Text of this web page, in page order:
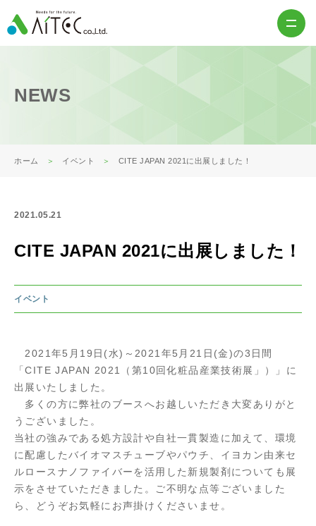
NEWS
ホーム イベント CITE JAPAN 2021に出展しました！
2021.05.21
CITE JAPAN 2021に出展しました！
イベント
2021年5月19日(水)～2021年5月21日(金)の3日間
「CITE JAPAN 2021（第10回化粧品産業技術展」）」に
出展いたしました。
多くの方に弊社のブースへお越しいただき大変ありがと
うございました。
当社の強みである処方設計や自社一貫製造に加えて、環境
に配慮したバイオマスチューブやパウチ、イヨカン由来セ
ルロースナノファイバーを活用した新規製剤についても展
示をさせていただきました。ご不明な点等ございました
ら、どうぞお気軽にお声掛けくださいませ。